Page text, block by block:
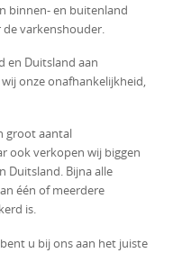
binnen- en buitenland
varkenshouder.
en Duitsland aan
onze onafhankelijkheid,
groot aantal
ook verkopen wij biggen
Duitsland. Bijna alle
één of meerdere
is.
u bij ons aan het juiste